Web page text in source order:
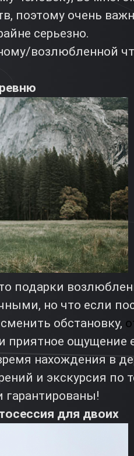
поэтому очень
серьезно.
возлюбленной
подарки
но что если
обстановку,
приятное ощущение
нахождения в
и экскурсия по
для двоих